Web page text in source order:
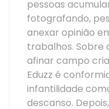
pessoas
fotografando,
anexar opinião
trabalhos. Sobre
afinar campo
Eduzz é
infantilidade
descanso.